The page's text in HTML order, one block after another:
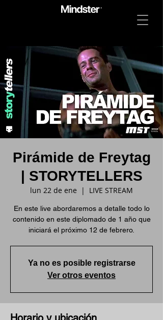
Pirámide de Freytag
| STORYTELLERS
lun 22 de ene
  |
LIVE STREAM
En este live abordaremos a detalle todo lo
contenido en este diplomado de 1 año que
iniciará el próximo 12 de febrero.
Ya no es posible registrarse
Ver otros eventos